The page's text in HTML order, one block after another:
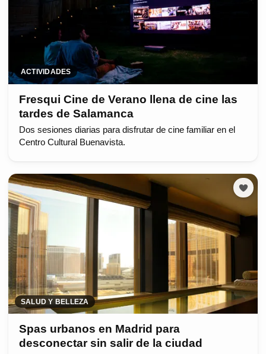
ACTIVIDADES
Fresqui Cine de Verano llena de cine las
tardes de Salamanca
Dos sesiones diarias para disfrutar de cine familiar en el
Centro Cultural Buenavista.
SALUD Y BELLEZA
Spas urbanos en Madrid para
desconectar sin salir de la ciudad